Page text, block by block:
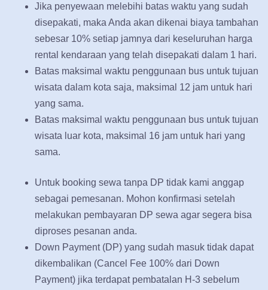
Jika penyewaan melebihi batas waktu yang sudah
disepakati, maka Anda akan dikenai biaya tambahan
sebesar 10% setiap jamnya dari keseluruhan harga
rental kendaraan yang telah disepakati dalam 1 hari.
Batas maksimal waktu penggunaan bus untuk tujuan
wisata dalam kota saja, maksimal 12 jam untuk hari
yang sama.
Batas maksimal waktu penggunaan bus untuk tujuan
wisata luar kota, maksimal 16 jam untuk hari yang
sama.
Untuk booking sewa tanpa DP tidak kami anggap
sebagai pemesanan. Mohon konfirmasi setelah
melakukan pembayaran DP sewa agar segera bisa
diproses pesanan anda.
Down Payment (DP) yang sudah masuk tidak dapat
dikembalikan (Cancel Fee 100% dari Down
Payment) jika terdapat pembatalan H-3 sebelum